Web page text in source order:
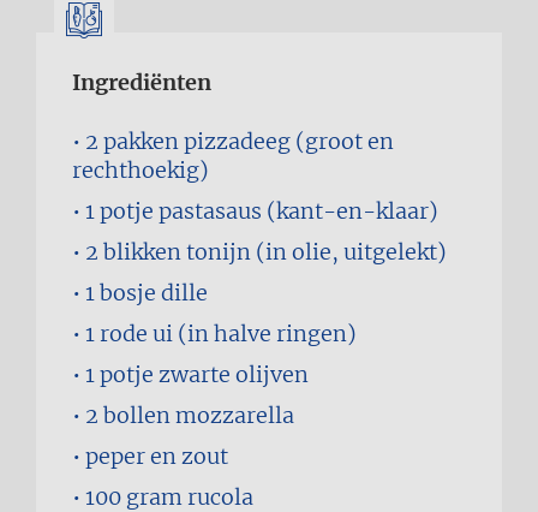
Ingrediënten
2 pakkenpizzadeeg (groot en
rechthoekig)
1 potje pastasaus (kant-en-klaar)
2 blikkentonijn (in olie, uitgelekt)
1 bosje dille
1 rode ui (in halve ringen)
1 potje zwarte olijven
2 bollenmozzarella
peper en zout
100 gram rucola